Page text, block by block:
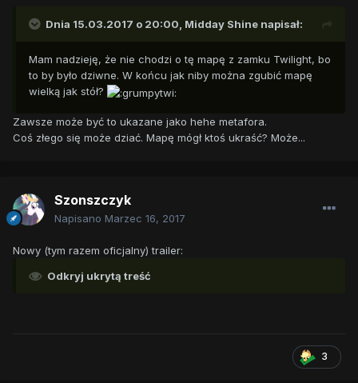
Dnia 15.03.2017 o 20:00, Midday Shine napisał:
Mam nadzieję, że nie chodzi o tę mapę z zamku Twilight, bo
to by było dziwne. W końcu jak niby można zgubić mapę
wielką jak stół?
Zawsze może być to ukazane jako hehe metafora.
Coś złego się może dziać. Mapę mógł ktoś ukraść? Może...
Szonszczyk
Napisano Marzec 16, 2017
Nowy (tym razem oficjalny) trailer:
Odkryj ukrytą treść
3